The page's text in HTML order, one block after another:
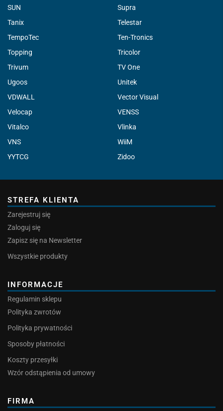
SUN
Supra
Tanix
Telestar
TempoTec
Ten-Tronics
Topping
Tricolor
Trivum
TV One
Ugoos
Unitek
VDWALL
Vector Visual
Velocap
VENSS
Vitalco
Vlinka
VNS
WiiM
YYTCG
Zidoo
STREFA KLIENTA
Zarejestruj się
Zaloguj się
Zapisz się na Newsletter
Wszystkie produkty
INFORMACJE
Regulamin sklepu
Polityka zwrotów
Polityka prywatności
Sposoby płatności
Koszty przesyłki
Wzór odstąpienia od umowy
FIRMA